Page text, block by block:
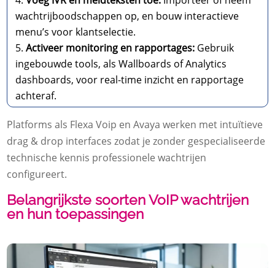
wachtrijboodschappen op, en bouw interactieve
menu’s voor klantselectie.
Activeer monitoring en rapportages: Gebruik
ingebouwde tools, als Wallboards of Analytics
dashboards, voor real-time inzicht en rapportage
achteraf.
Platforms als Flexa Voip en Avaya werken met intuïtieve
drag & drop interfaces zodat je zonder gespecialiseerde
technische kennis professionele wachtrijen
configureert.
Belangrijkste soorten VoIP wachtrijen
en hun toepassingen